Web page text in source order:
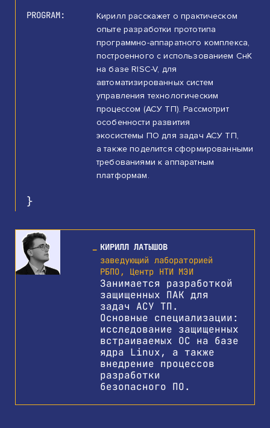
PROGRAM
Кирилл расскажет о практическом
опыте разработки прототипа
программно-аппаратного комплекса,
построенного с использованием СнК
на базе RISC-V, для
автоматизированных систем
управления технологическим
процессом (АСУ ТП). Рассмотрит
особенности развития
экосистемы ПО для задач АСУ ТП,
а также поделится сформированными
требованиями к аппаратным
платформам.
КИРИЛЛ ЛАТЫШОВ
заведующий лабораторией
РБПО, Центр НТИ МЭИ
Занимается разработкой
защищенных ПАК для
задач АСУ ТП.
Основные специализации:
исследование защищенных
встраиваемых ОС на базе
ядра Linux, а также
внедрение процессов
разработки
безопасного ПО.